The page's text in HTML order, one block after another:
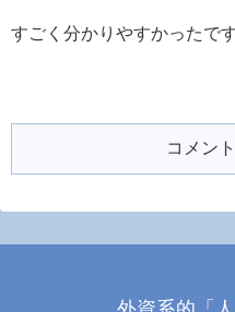
すごく分かりやすかったで
コメン